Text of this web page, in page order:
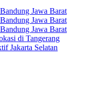
Jawa Barat
Jawa Barat
Jawa Barat
di Tangerang
Jakarta Selatan